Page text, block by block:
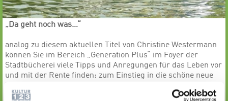
„Da geht noch was…“
analog zu diesem aktuellen Titel von Christine Westermann
können Sie im Bereich „Generation Plus“ im Foyer der
Stadtbücherei viele Tipps und Anregungen für das Leben vor
und mit der Rente finden: zum Einstieg in die schöne neue
Senioren“
aus der beliebten Dummies-Reihe oder„Einfach